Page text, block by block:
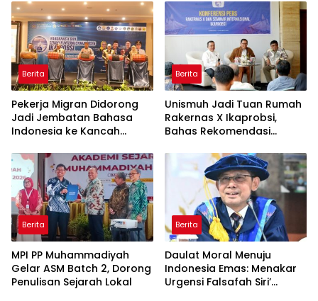
Berita
Pekerja Migran Didorong
Jadi Jembatan Bahasa
Indonesia ke Kancah
Berita
Unismuh Jadi Tuan Rumah
Rakernas X Ikaprobsi,
Bahas Rekomendasi
Indonesia di Tingkat
Global
Berita
MPI PP Muhammadiyah
Gelar ASM Batch 2, Dorong
Penulisan Sejarah Lokal
Berita
Daulat Moral Menuju
Indonesia Emas: Menakar
Urgensi Falsafah Siri’